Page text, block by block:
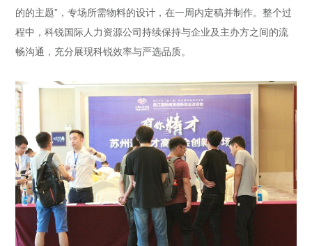
的的主题”，专场所需物料的设计，在一周内定稿并制作。整个过
程中，科锐国际人力资源公司持续保持与企业及主办方之间的流
畅沟通，充分展现科锐效率与严选品质。